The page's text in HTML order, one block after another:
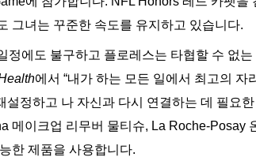
그녀는 꾸준한 속도를 유지하고 있습니다.
정에도 불구하고 플로레스는 타협할 수 없
에서 “내가 하는 모든 일에서 최고의 자
설정하고 나 자신과 다시 연결하는 데 필요
메이크업 리무버 물티슈, La Roche-Posay
한 제품을 사용합니다.